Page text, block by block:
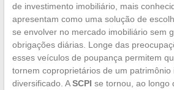
de investimento imobiliário, mais
apresentam como uma solução de
se envolver no mercado imobiliário sem
obrigações diárias. Longe das
esses veículos de poupança permitem
tornem coproprietários de um patrimônio
diversificado. ASCPI se tornou, ao longo